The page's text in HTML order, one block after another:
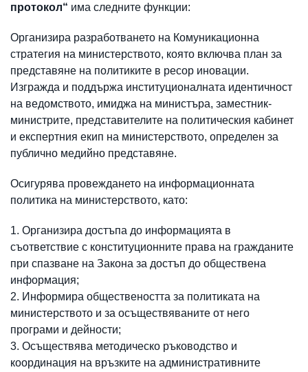
протокол“ има следните функции:
Организира разработването на Комуникационна
стратегия на министерството, която включва план за
представяне на политиките в ресор иновации.
Изгражда и поддържа институционалната идентичност
на ведомството, имиджа на министъра, заместник-
министрите, представителите на политическия кабинет
и експертния екип на министерството, определен за
публично медийно представяне.
Осигурява провеждането на информационната
политика на министерството, като:
Организира достъпа до информацията в
съответствие с конституционните права на гражданите
при спазване на Закона за достъп до обществена
информация;
Информира обществеността за политиката на
министерството и за осъществяваните от него
програми и дейности;
Осъществява методическо ръководство и
координация на връзките на административните